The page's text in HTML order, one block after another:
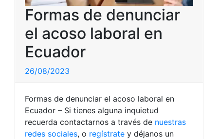
Formas de denunciar
el acoso laboral en
Ecuador
26/08/2023
Formas de denunciar el acoso laboral en
Ecuador – Si tienes alguna inquietud
recuerda contactarnos a través de nuestras
redes sociales, o regístrate y déjanos un